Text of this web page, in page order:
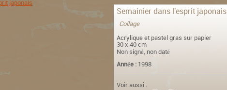
Semainier dans l'esprit japonais
Collage
Acrylique et pastel gras sur papier
30 x 40 cm
Non signé, non daté
Année : 1998
Voir aussi :